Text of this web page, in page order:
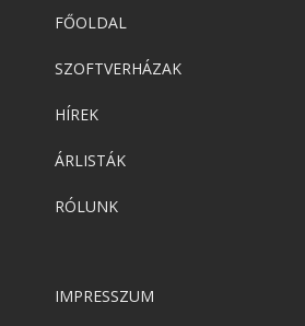
FŐOLDAL
SZOFTVERHÁZAK
HÍREK
ÁRLISTÁK
RÓLUNK
IMPRESSZUM